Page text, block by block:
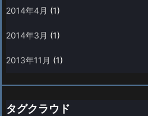
2014年4月 (1)
2014年3月 (1)
2013年11月 (1)
タグクラウド